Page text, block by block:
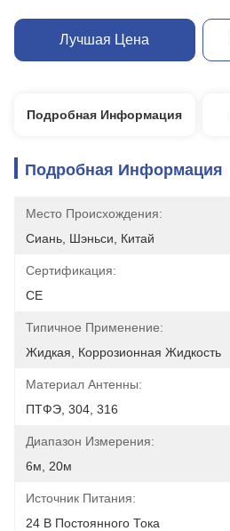
Лучшая Цена
Подробная Информация
Подробная Информация
Место Происхождения:
Сиань, Шэньси, Китай
Сертификация:
CE
Типичное Применение:
Жидкая, Коррозионная Жидкость
Материал Антенны:
ПТФЭ, 304, 316
Диапазон Измерения:
6м, 20м
Источник Питания:
24 В Постоянного Тока